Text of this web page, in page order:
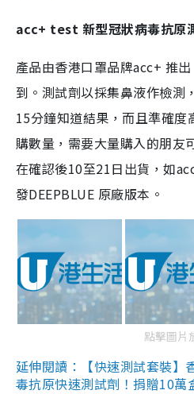
acc+ test 新型冠狀病毒抗原
產品由香港口罩品牌acc+ 推
到。測試劑以採集鼻液作檢測
15分鐘知道結果，而且準確
購數量，需要大量購入的朋友
在確認後10至21日出貨，如
發DEEPBLUE 原廠版本。
點擊圖片
延伸閱讀：【快速測試套裝】
毒抗原快速測試劑！捐贈10萬